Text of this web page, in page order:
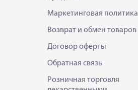
Маркетинговая политика
Возврат и обмен товаров
Договор оферты
Обратная связь
Розничная торговля